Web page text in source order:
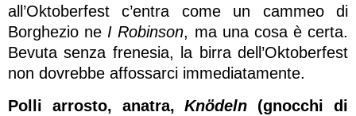
all’Oktoberfest c’entra come un cammeo di
Borghezio ne I Robinson, ma una cosa è certa.
Bevuta senza frenesia, la birra dell’Oktoberfest
non dovrebbe affossarci immediatamente.
Polli arrosto, anatra,Knödeln (gnocchi di